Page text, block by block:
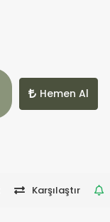
Hemen Al
Karşılaştır